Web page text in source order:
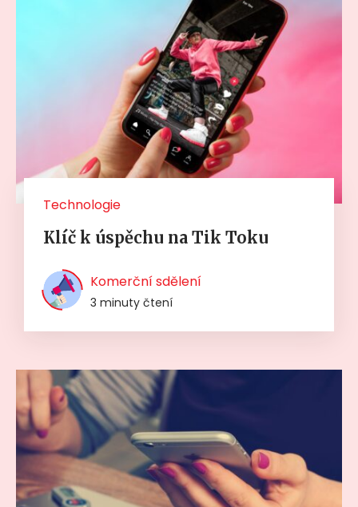
Technologie
Klíč k úspěchu na Tik Toku
Komerční sdělení
3 minuty čtení